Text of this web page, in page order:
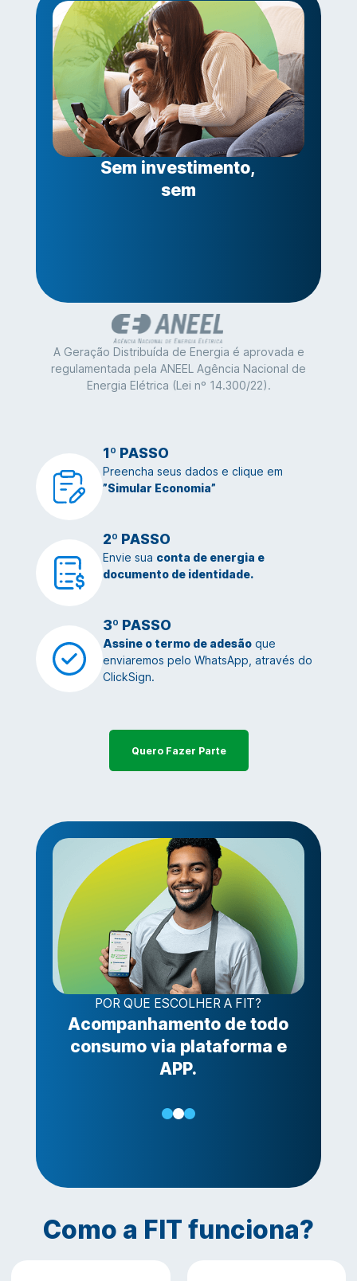
Sem investimento,
sem obras e se
A Geração Distribuída de Energia é aprovada e
regulamentada pela ANEEL Agência Nacional de
Energia Elétrica (Lei nº 14.300/22).
1º PASSO
Preencha seus dados e clique em
”Simular Economia”
2º PASSO
Envie sua conta de energia e
documento de identidade.
3º PASSO
Assine o termo de adesãoque
enviaremos pelo WhatsApp, através do
ClickSign.
Quero Fazer Parte
POR QUE ESCOLHER A FIT?
Acompanhamento de todo
consumo via plataforma e
APP.
Como a FIT funciona?